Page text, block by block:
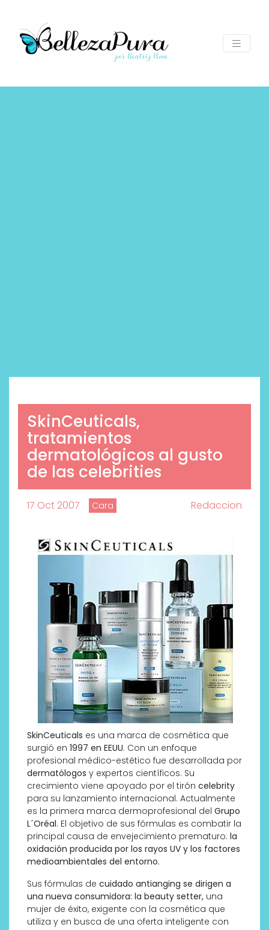
SkinCeuticals,
tratamientos
dermatológicos al gusto
de las celebrities
17 Oct 2007 Cara Redaccion
SkinCeuticals es una marca de cosmética que
surgió en 1997 en EEUU. Con un enfoque
profesional médico-estético fue desarrollada por
dermatólogos y expertos científicos. Su
crecimiento viene apoyado por el tirón celebrity
para su lanzamiento internacional. Actualmente
es la primera marca dermoprofesional del Grupo
L´Oréal. El objetivo de sus fórmulas es combatir la
principal causa de envejecimiento prematuro: la
oxidación producida por los rayos UV y los factores
medioambientales del entorno.
Sus fórmulas de cuidado antianging se dirigen a
una nueva consumidora: la beauty setter, una
mujer de éxito, exigente con la cosmética que
utiliza y en busca de una oferta inteligente con